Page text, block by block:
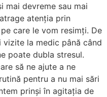
mai devreme sau mai
atenția prin
care le vom resimți. De
vizite la medic până când
poate dubla stresul.
să ne ajute a ne
pentru a nu mai sări
prinși în agitația de